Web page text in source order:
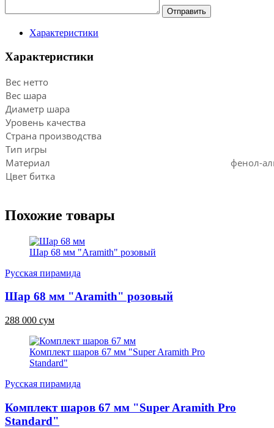
Отправить
Характеристики
Характеристики
Вес нетто
Вес шара
Диаметр шара
Уровень качества
Страна производства
Тип игры
Материал
фенол-
Цвет битка
Похожие товары
Шар 68 мм "Aramith" розовый
Русская пирамида
Шар 68 мм "Aramith" розовый
288 000 сум
Комплект шаров 67 мм "Super Aramith Pro
Standard"
Русская пирамида
Комплект шаров 67 мм "Super Aramith Pro
Standard"